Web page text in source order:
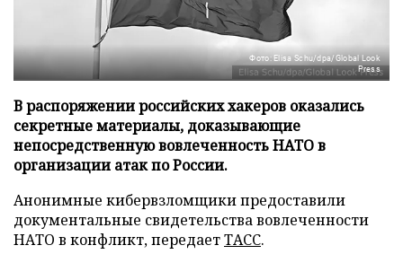
Фото: Elisa Schu/dpa/Global Look
Press
В распоряжении российских хакеров оказались
секретные материалы, доказывающие
непосредственную вовлеченность НАТО в
организации атак по России.
Анонимные кибервзломщики предоставили
документальные свидетельства вовлеченности
НАТО в конфликт, передаетТАСС.